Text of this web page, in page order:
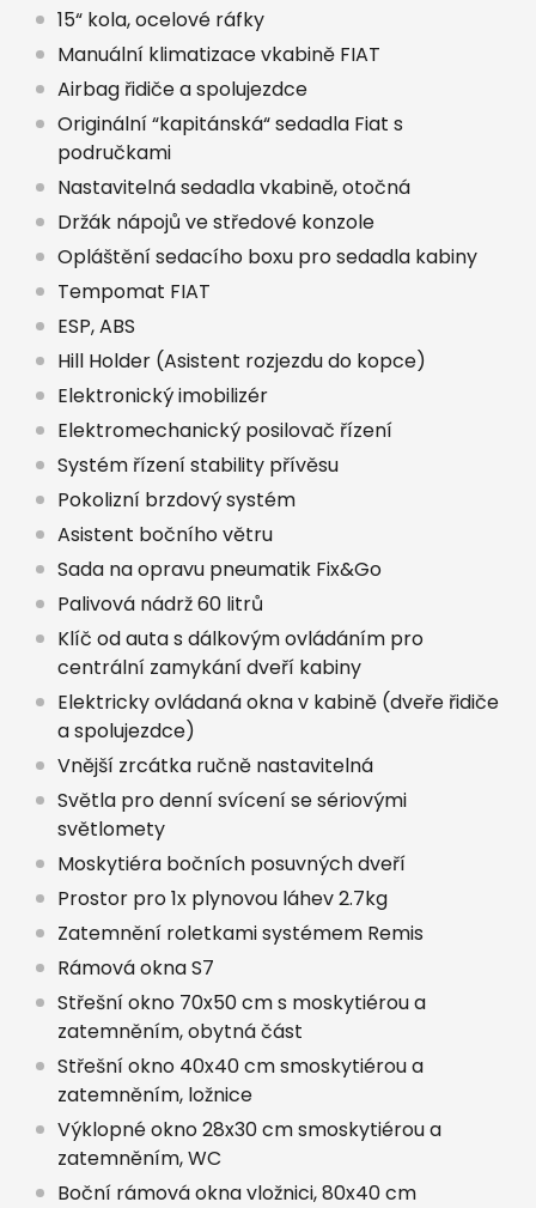
15“ kola, ocelové ráfky
Manuální klimatizace vkabině FIAT
Airbag řidiče a spolujezdce
Originální “kapitánská“ sedadla Fiat s
područkami
Nastavitelná sedadla vkabině, otočná
Držák nápojů ve středové konzole
Opláštění sedacího boxu pro sedadla kabiny
Tempomat FIAT
ESP, ABS
Hill Holder (Asistent rozjezdu do kopce)
Elektronický imobilizér
Elektromechanický posilovač řízení
Systém řízení stability přívěsu
Pokolizní brzdový systém
Asistent bočního větru
Sada na opravu pneumatik Fix&Go
Palivová nádrž 60 litrů
Klíč od auta s dálkovým ovládáním pro
centrální zamykání dveří kabiny
Elektricky ovládaná okna v kabině (dveře řidiče
a spolujezdce)
Vnější zrcátka ručně nastavitelná
Světla pro denní svícení se sériovými
světlomety
Moskytiéra bočních posuvných dveří
Prostor pro 1x plynovou láhev 2.7kg
Zatemnění roletkami systémem Remis
Rámová okna S7
Střešní okno 70x50 cm s moskytiérou a
zatemněním, obytná část
Střešní okno 40x40 cm smoskytiérou a
zatemněním, ložnice
Výklopné okno 28x30 cm smoskytiérou a
zatemněním, WC
Boční rámová okna vložnici, 80x40 cm